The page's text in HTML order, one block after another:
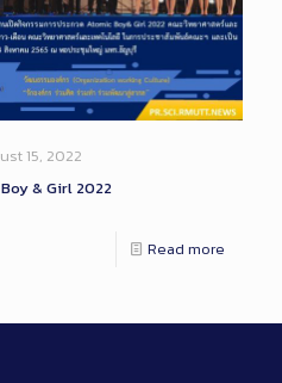
15, 2022
& Girl 2022
Read more